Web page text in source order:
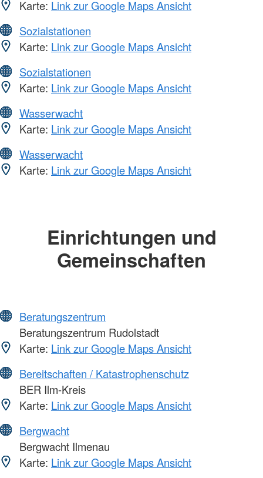
Karte: Link zur Google Maps Ansicht
Sozialstationen
Karte: Link zur Google Maps Ansicht
Sozialstationen
Karte: Link zur Google Maps Ansicht
Wasserwacht
Karte: Link zur Google Maps Ansicht
Wasserwacht
Karte: Link zur Google Maps Ansicht
Einrichtungen und
Gemeinschaften
Beratungszentrum
Beratungszentrum Rudolstadt
Karte: Link zur Google Maps Ansicht
Bereitschaften / Katastrophenschutz
BER Ilm-Kreis
Karte: Link zur Google Maps Ansicht
Bergwacht
Bergwacht Ilmenau
Karte: Link zur Google Maps Ansicht